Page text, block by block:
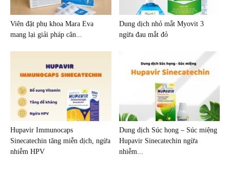
Viên đặt phụ khoa Mara Eva
mang lại giải pháp cân...
Dung dịch nhỏ mắt Myovit 3
ngừa đau mắt đỏ
Hupavir Immunocaps
Sinecatechin tăng miễn dịch, ngừa
nhiễm HPV
Dung dịch Súc họng – Súc miệng
Hupavir Sinecatechin ngừa
nhiễm...